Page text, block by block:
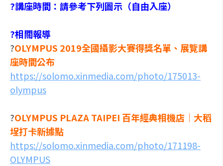
?講座時間：請參考下列圖示（自由入座）
?相關報導
?OLYMPUS 2019全國攝影大賽得獎名單、展覽講
座時間公布
https://solomo.xinmedia.com/photo/175013-
olympus
?OLYMPUS PLAZA TAIPEI 百年經典相機店｜大稻
埕打卡新據點
https://solomo.xinmedia.com/photo/171198-
OLYMPUS